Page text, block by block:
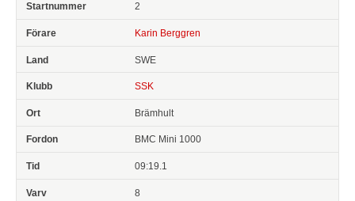
2
Karin Berggren
SWE
SSK
Brämhult
BMC Mini 1000
09:19.1
8